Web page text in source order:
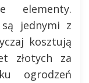
elementy.
jednymi z
kosztują
złotych za
ogrodzeń